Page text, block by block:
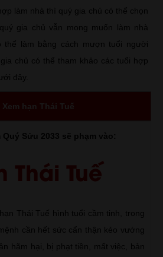
làm nhà thì quý gia chủ có thể chọn
gia chủ vẫn mong muốn làm nhà
thể làm bằng cách mượn tuổi người
chủ có thể tham khảo các tuổi hợp
đây.
Xem hạn Thái Tuế
Quý Sửu 2033 sẽ phạm vào:
Thái Tuế
Thái Tuế hình tuổi cầm tinh, trong
cần hết sức cẩn thận kẻo vướng
hãm hại, bị phạt tiền, mất việc, bản